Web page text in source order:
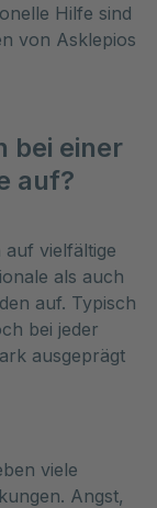
Hilfe sind
von Asklepios
bei einer
auf?
auf vielfältige
als auch
auf. Typisch
bei jeder
ausgeprägt
viele
Angst,